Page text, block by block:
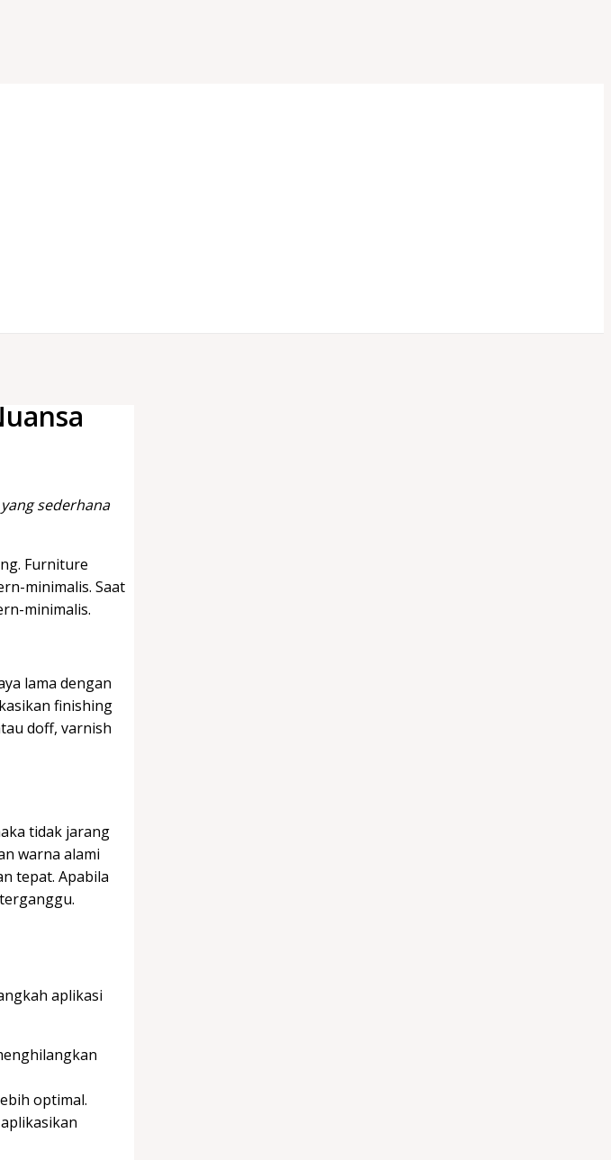
sederhana
Furniture
minimalis. Saat
minimalis.
lama dengan
finishing
doff, varnish
tidak jarang
warna alami
tepat. Apabila
aplikasi
optimal.